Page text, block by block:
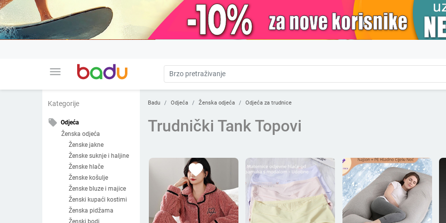
menu
Kategorije
local_offer Odjeća
Ženska odjeća
Ženske jakne
Ženske suknje i haljine
Ženske hlače
Ženske košulje
Ženske bluze i majice
Ženski kupaći kostimi
Ženska pidžama
Ženski bodi
Badu Odjeća Ženska odjeća Odjeća za trudnice
Trudnički Tank Topovi